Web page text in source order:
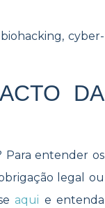
cyber-
DA
Para entender os
legal ou
aqui e entenda